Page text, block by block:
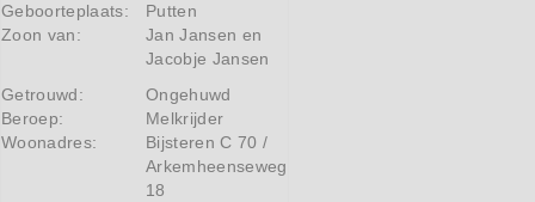
Geboorteplaats:
Putten
Zoon van:
Jan Jansen en
Jacobje Jansen
Getrouwd:
Ongehuwd
Beroep:
Melkrijder
Woonadres:
Bijsteren C 70 /
Arkemheenseweg
18